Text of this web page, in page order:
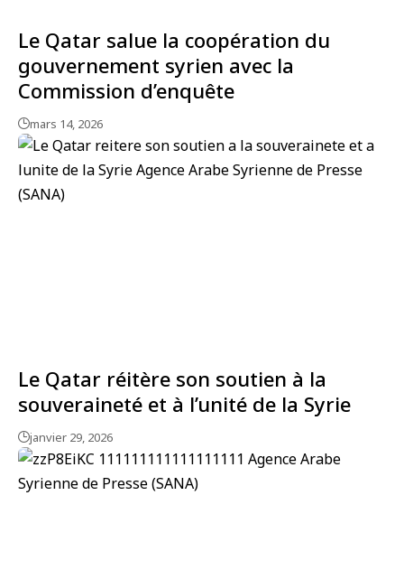
Le Qatar salue la coopération du
gouvernement syrien avec la
Commission d’enquête
mars 14, 2026
Le Qatar réitère son soutien à la
souveraineté et à l’unité de la Syrie
janvier 29, 2026